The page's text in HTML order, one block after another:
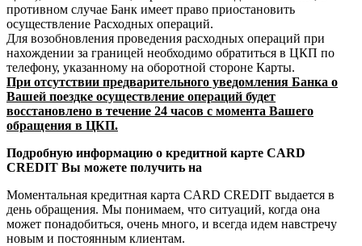
противном случае Банк имеет право приостановить
осуществление Расходных операций.
Для возобновления проведения расходных операций при
нахождении за границей необходимо обратиться в ЦКП по
телефону, указанному на оборотной стороне Карты.
При отсутствии предварительного уведомления Банка о
Вашей поездке осуществление операций будет
восстановлено в течение 24 часов с момента Вашего
обращения в ЦКП.
Подробную информацию о кредитной карте CARD
CREDIT Вы можете получить на
Моментальная кредитная карта CARD CREDIT выдается в
день обращения. Мы понимаем, что ситуаций, когда она
может понадобиться, очень много, и всегда идем навстречу
новым и постоянным клиентам.